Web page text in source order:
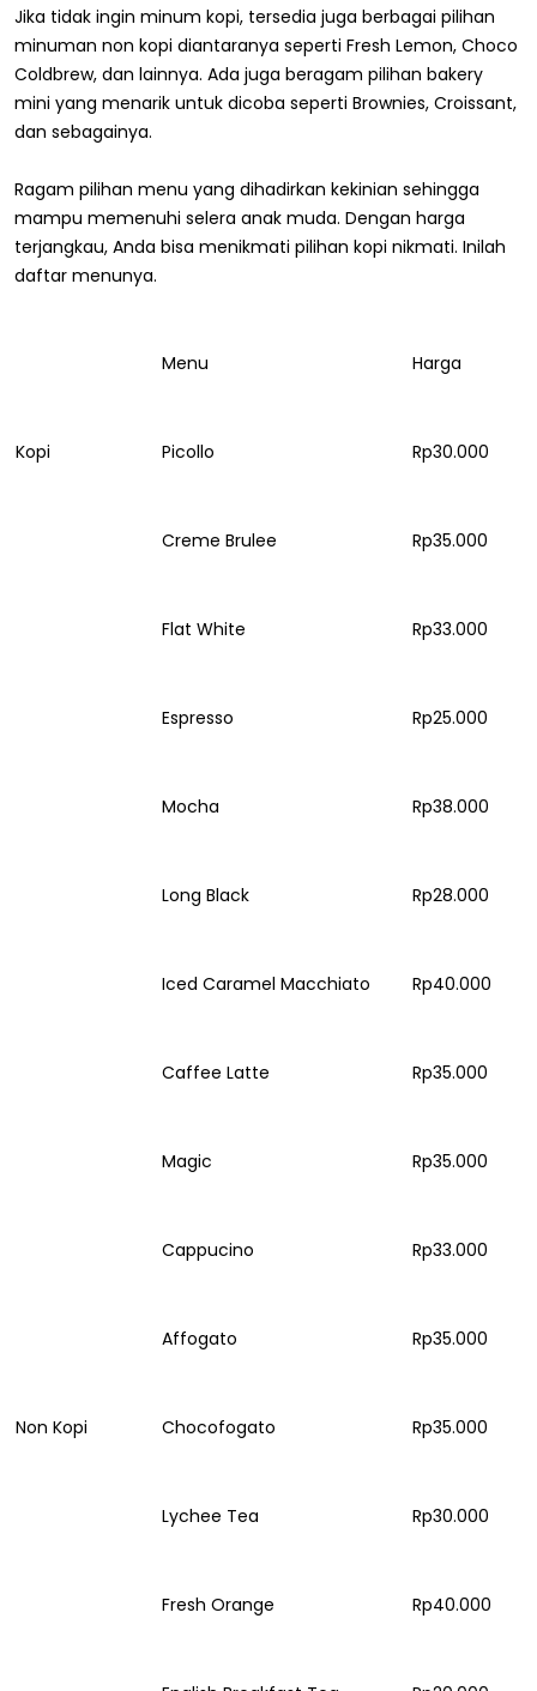
Jika tidak ingin minum kopi, tersedia juga berbagai pilihan
minuman non kopi diantaranya seperti Fresh Lemon, Choco
Coldbrew, dan lainnya. Ada juga beragam pilihan bakery
mini yang menarik untuk dicoba seperti Brownies, Croissant,
dan sebagainya.
Ragam pilihan menu yang dihadirkan kekinian sehingga
mampu memenuhi selera anak muda. Dengan harga
terjangkau, Anda bisa menikmati pilihan kopi nikmati. Inilah
daftar menunya.
Menu Harga
Kopi Picollo Rp30.000
Creme Brulee Rp35.000
Flat White Rp33.000
Espresso Rp25.000
Mocha Rp38.000
Long Black Rp28.000
Iced Caramel Macchiato Rp40.000
Caffee Latte Rp35.000
Magic Rp35.000
Cappucino Rp33.000
Affogato Rp35.000
Non Kopi Chocofogato Rp35.000
Lychee Tea Rp30.000
Fresh Orange Rp40.000